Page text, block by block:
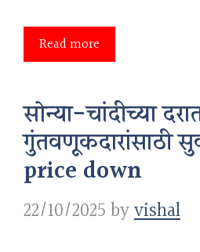
Read more
सोन्या-चांदीच्या
गुंतवणूकदारांसाठी
price down
22/10/2025byvishal